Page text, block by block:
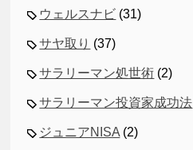
ウェルスナビ (31)
サヤ取り (37)
サラリーマン処世術 (2)
サラリーマン投資家成功法
ジュニアNISA (2)